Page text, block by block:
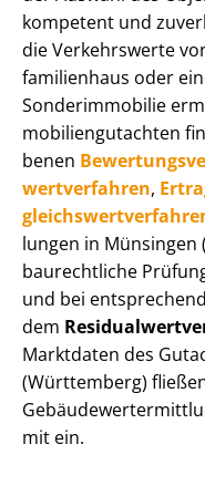
kompetent und
die Verkehrswerte
fa­mi­li­en­haus oder
Sonderimmobilie
mo­bi­li­en­gut­ach­ten
be­nen
wert­ver­fah­ren,
lun­gen in
baurechtliche
und bei
dem
Marktdaten des
(Württemberg)
mit ein.